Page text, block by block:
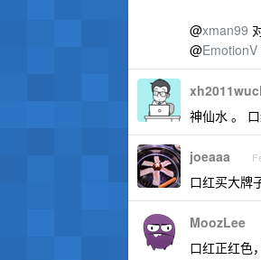
@xman99
@EmotionV
神仙水 。
joeaaa
口红买大牌
MoozLee
口红正红色